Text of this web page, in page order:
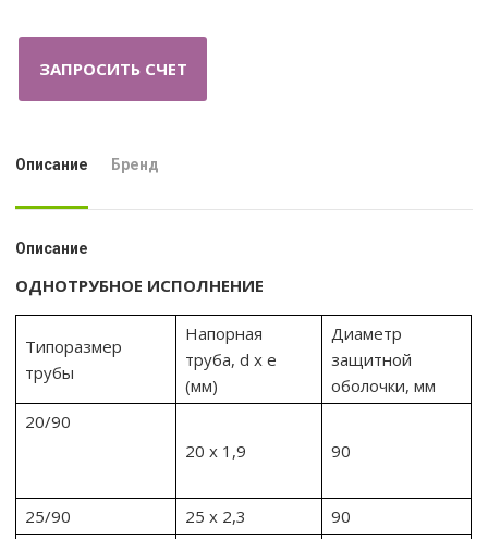
ЗАПРОСИТЬ СЧЕТ
Описание Бренд
Описание
ОДНОТРУБНОЕ ИСПОЛНЕНИЕ
Типоразмер
трубы
Напорная
труба, d x e
(мм)
Диаметр
защитной
оболочки, мм
20/90
20 х 1,9
90
25/90 25 х 2,3
90